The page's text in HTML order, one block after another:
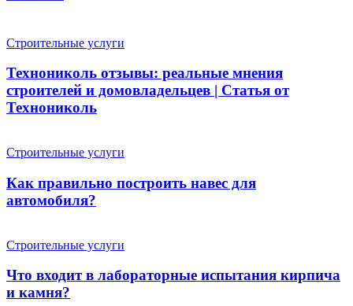
Строительные услуги
Технониколь отзывы: реальные мнения
строителей и домовладельцев | Статья от
Технониколь
Строительные услуги
Как правильно построить навес для
автомобиля?
Строительные услуги
Что входит в лабораторные испытания кирпича
и камня?